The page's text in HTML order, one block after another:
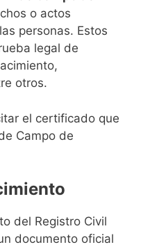
o actos
personas. Estos
legal de
otros.
el certificado que
Campo de
del Registro Civil
documento oficial